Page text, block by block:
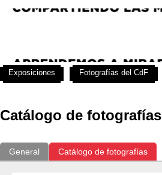
Catálogo de fotografías
General Catálogo de fotografías
Exposiciones Fotografías del CdF